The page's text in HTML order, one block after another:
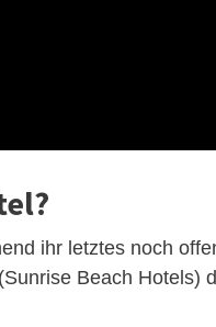
ihr letztes noch
Beach Hotels)